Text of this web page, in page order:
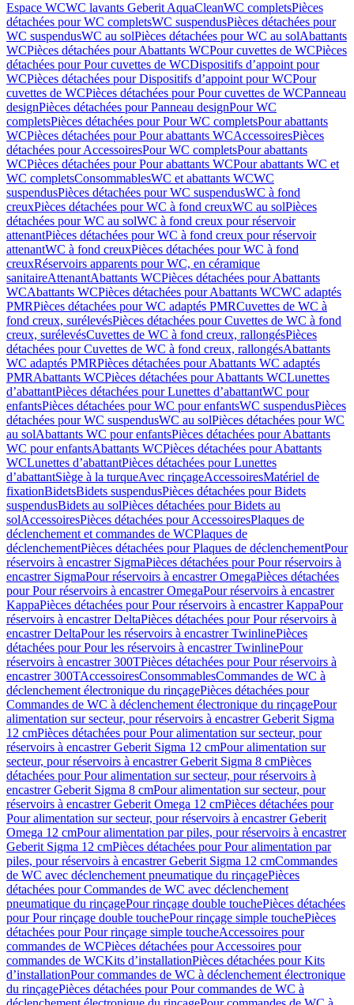
Espace WCWC lavants Geberit AquaCleanWC completsPièces
détachées pour WC completsWC suspendusPièces détachées pour
WC suspendusWC au solPièces détachées pour WC au solAbattants
WCPièces détachées pour Abattants WCPour cuvettes de WCPièces
détachées pour Pour cuvettes de WCDispositifs d’appoint pour
WCPièces détachées pour Dispositifs d’appoint pour WCPour
cuvettes de WCPièces détachées pour Pour cuvettes de WCPanneau
designPièces détachées pour Panneau designPour WC
completsPièces détachées pour Pour WC completsPour abattants
WCPièces détachées pour Pour abattants WCAccessoiresPièces
détachées pour AccessoiresPour WC completsPour abattants
WCPièces détachées pour Pour abattants WCPour abattants WC et
WC completsConsommablesWC et abattants WCWC
suspendusPièces détachées pour WC suspendusWC à fond
creuxPièces détachées pour WC à fond creuxWC au solPièces
détachées pour WC au solWC à fond creux pour réservoir
attenantPièces détachées pour WC à fond creux pour réservoir
attenantWC à fond creuxPièces détachées pour WC à fond
creuxRéservoirs apparents pour WC, en céramique
sanitaireAttenantAbattants WCPièces détachées pour Abattants
WCAbattants WCPièces détachées pour Abattants WCWC adaptés
PMRPièces détachées pour WC adaptés PMRCuvettes de WC à
fond creux, surélevésPièces détachées pour Cuvettes de WC à fond
creux, surélevésCuvettes de WC à fond creux, rallongésPièces
détachées pour Cuvettes de WC à fond creux, rallongésAbattants
WC adaptés PMRPièces détachées pour Abattants WC adaptés
PMRAbattants WCPièces détachées pour Abattants WCLunettes
d’abattantPièces détachées pour Lunettes d’abattantWC pour
enfantsPièces détachées pour WC pour enfantsWC suspendusPièces
détachées pour WC suspendusWC au solPièces détachées pour WC
au solAbattants WC pour enfantsPièces détachées pour Abattants
WC pour enfantsAbattants WCPièces détachées pour Abattants
WCLunettes d’abattantPièces détachées pour Lunettes
d’abattantSiège à la turqueAvec rinçageAccessoiresMatériel de
fixationBidetsBidets suspendusPièces détachées pour Bidets
suspendusBidets au solPièces détachées pour Bidets au
solAccessoiresPièces détachées pour AccessoiresPlaques de
déclenchement et commandes de WCPlaques de
déclenchementPièces détachées pour Plaques de déclenchementPour
réservoirs à encastrer SigmaPièces détachées pour Pour réservoirs à
encastrer SigmaPour réservoirs à encastrer OmegaPièces détachées
pour Pour réservoirs à encastrer OmegaPour réservoirs à encastrer
KappaPièces détachées pour Pour réservoirs à encastrer KappaPour
réservoirs à encastrer DeltaPièces détachées pour Pour réservoirs à
encastrer DeltaPour les réservoirs à encastrer TwinlinePièces
détachées pour Pour les réservoirs à encastrer TwinlinePour
réservoirs à encastrer 300TPièces détachées pour Pour réservoirs à
encastrer 300TAccessoiresConsommablesCommandes de WC à
déclenchement électronique du rinçagePièces détachées pour
Commandes de WC à déclenchement électronique du rinçagePour
alimentation sur secteur, pour réservoirs à encastrer Geberit Sigma
12 cmPièces détachées pour Pour alimentation sur secteur, pour
réservoirs à encastrer Geberit Sigma 12 cmPour alimentation sur
secteur, pour réservoirs à encastrer Geberit Sigma 8 cmPièces
détachées pour Pour alimentation sur secteur, pour réservoirs à
encastrer Geberit Sigma 8 cmPour alimentation sur secteur, pour
réservoirs à encastrer Geberit Omega 12 cmPièces détachées pour
Pour alimentation sur secteur, pour réservoirs à encastrer Geberit
Omega 12 cmPour alimentation par piles, pour réservoirs à encastrer
Geberit Sigma 12 cmPièces détachées pour Pour alimentation par
piles, pour réservoirs à encastrer Geberit Sigma 12 cmCommandes
de WC avec déclenchement pneumatique du rinçagePièces
détachées pour Commandes de WC avec déclenchement
pneumatique du rinçagePour rinçage double touchePièces détachées
pour Pour rinçage double touchePour rinçage simple touchePièces
détachées pour Pour rinçage simple toucheAccessoires pour
commandes de WCPièces détachées pour Accessoires pour
commandes de WCKits d’installationPièces détachées pour Kits
d’installationPour commandes de WC à déclenchement électronique
du rinçagePièces détachées pour Pour commandes de WC à